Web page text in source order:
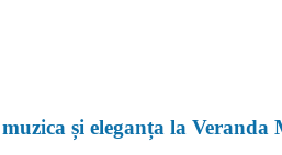
și eleganța la Veranda